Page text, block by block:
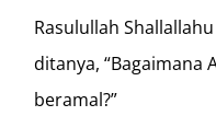
Rasulullah
ditanya, “Bagaimana
beramal?”